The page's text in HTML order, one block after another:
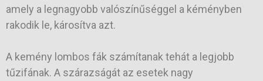
amely a legnagyobb valószínűséggel a kéményben
rakodik le, károsítva azt.
A kemény lombos fák számítanak tehát a legjobb
tűzifának. A szárazságát az esetek nagy